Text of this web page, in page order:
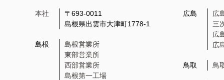
本社
〒693-0011
島根県出雲市大津町1778-1
島根
島根営業所
東部営業所
西部営業所
島根第一工場
広島
広
三
広
広
鳥取 鳥